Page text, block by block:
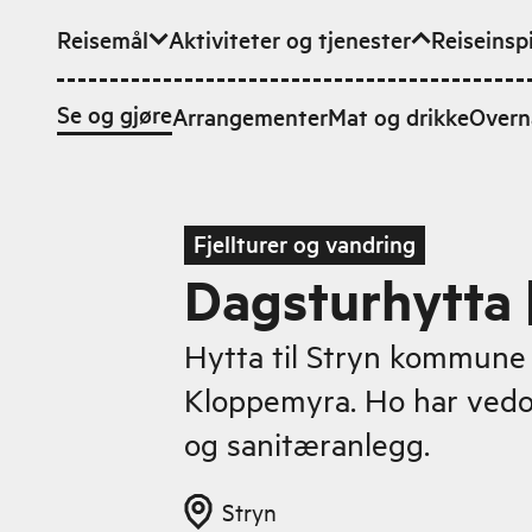
Hopp til hovedinnhold
Reisemål Aktiviteter og tjenester
Se og gjøreArrangementerMat og drikke
Fjellturer og vandring
Dagsturhytta
Hytta til Stryn kommune
Kloppemyra. Ho har
og sanitæranlegg.
Stryn